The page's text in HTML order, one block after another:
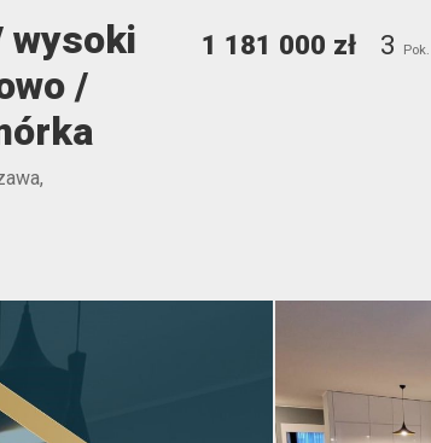
wysoki
/
3 Pok.
1 181 000 zł